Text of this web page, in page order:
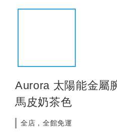
Aurora 太陽能金屬
馬皮奶茶色
全店，全館免運